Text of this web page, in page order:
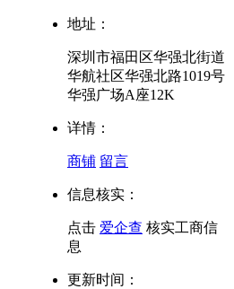
地址：
深圳市福田区华强北街道
华航社区华强北路1019号
华强广场A座12K
详情：
商铺 留言
信息核实：
点击 爱企查 核实工商信
息
更新时间：